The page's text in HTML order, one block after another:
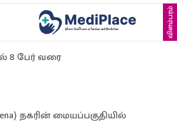
விளம்பரம்
8 பேர் வரை
நகரின் மையப்பகுதியில்